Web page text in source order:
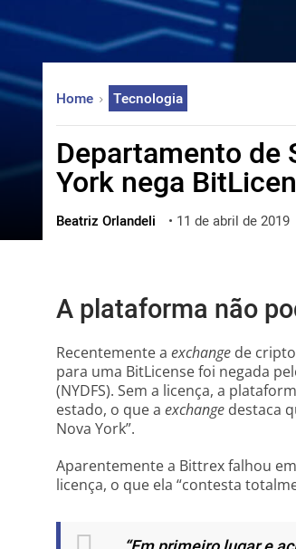
中文
한국어
العربية
ไทย
ქართული
Home Tecnologia
Departamento de
York nega
Beatriz Orlandeli • 11 de abril de 2019
A plataforma não
Recentemente a exchange de
para uma BitLicense foi negada
(NYDFS). Sem a licença, a
estado, o que a exchange destaca
Nova York”.
Aparentemente a Bittrex falhou
licença, o que ela “contesta